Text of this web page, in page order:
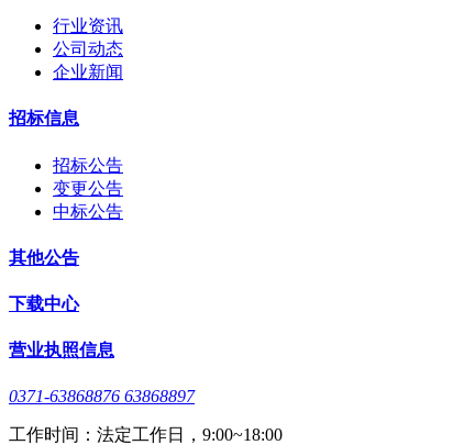
行业资讯
公司动态
企业新闻
招标信息
招标公告
变更公告
中标公告
其他公告
下载中心
营业执照信息
0371-63868876 63868897
工作时间：法定工作日，9:00~18:00